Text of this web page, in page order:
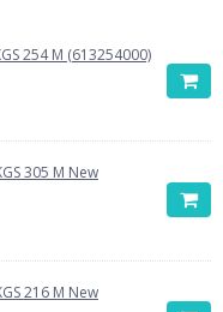
254 M (613254000)
305 M New
216 M New